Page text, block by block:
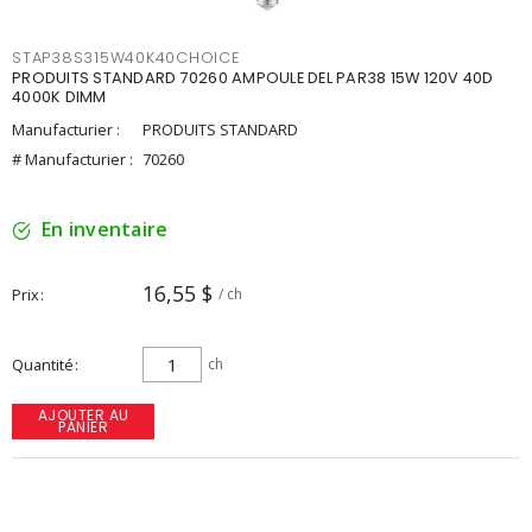
STAP38S315W40K40CHOICE
PRODUITS STANDARD 70260 AMPOULE DEL PAR38 15W 120V 40D
4000K DIMM
Manufacturier :
PRODUITS STANDARD
# Manufacturier : 70260
En inventaire
Prix 16,55 $ / ch
Quantité ch
AJOUTER AU
PANIER